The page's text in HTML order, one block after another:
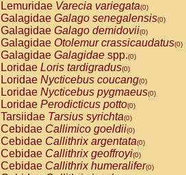
Lemuridae Varecia variegata(0)
Galagidae Galago senegalensis(0)
Galagidae Galago demidovii(0)
Galagidae Otolemur crassicaudatus(0)
Galagidae Galagidae spp.(0)
Loridae Loris tardigradus(0)
Loridae Nycticebus coucang(0)
Loridae Nycticebus pygmaeus(0)
Loridae Perodicticus potto(0)
Tarsiidae Tarsius syrichta(0)
Cebidae Callimico goeldii(0)
Cebidae Callithrix argentata(0)
Cebidae Callithrix geoffroyi(0)
Cebidae Callithrix humeralifer(0)